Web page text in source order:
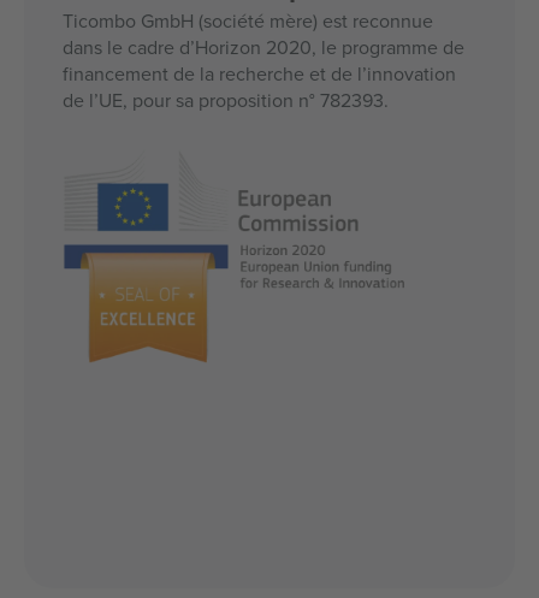
Ticombo GmbH (société mère) est reconnue
dans le cadre d’Horizon 2020, le programme de
financement de la recherche et de l’innovation
de l’UE, pour sa proposition n° 782393.